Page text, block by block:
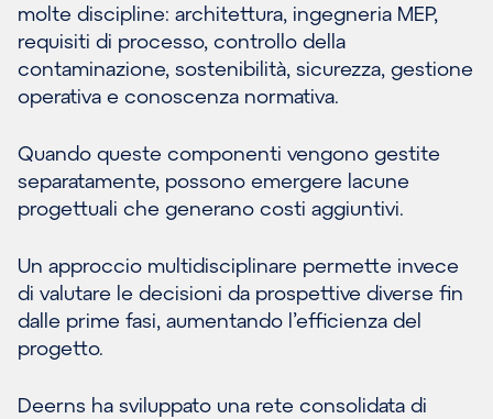
molte discipline: architettura, ingegneria MEP,
requisiti di processo, controllo della
contaminazione, sostenibilità, sicurezza, gestione
operativa e conoscenza normativa.
Quando queste componenti vengono gestite
separatamente, possono emergere lacune
progettuali che generano costi aggiuntivi.
Un approccio multidisciplinare permette invece
di valutare le decisioni da prospettive diverse fin
dalle prime fasi, aumentando l’efficienza del
progetto.
Deerns ha sviluppato una rete consolidata di